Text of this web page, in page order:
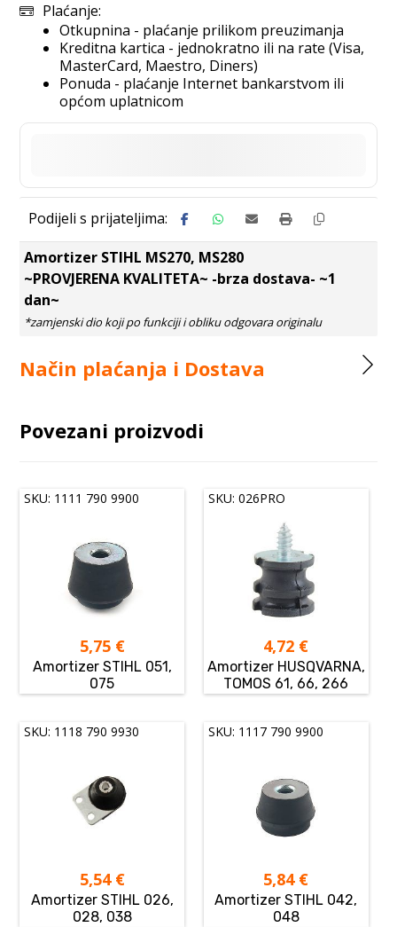
Plaćanje:
Otkupnina - plaćanje prilikom preuzimanja
Kreditna kartica - jednokratno ili na rate (Visa,
MasterCard, Maestro, Diners)
Ponuda - plaćanje Internet bankarstvom ili
općom uplatnicom
Amortizer STIHL MS270, MS280
~PROVJERENA KVALITETA~ -brza dostava- ~1
dan~
Način plaćanja i Dostava
Povezani proizvodi
SKU: 1111 790 9900
5,75 €
Amortizer STIHL 051,
075
SKU: 026PRO
4,72 €
Amortizer HUSQVARNA,
TOMOS 61, 66, 266
SKU: 1118 790 9930
5,54 €
Amortizer STIHL 026,
028, 038
SKU: 1117 790 9900
5,84 €
Amortizer STIHL 042,
048